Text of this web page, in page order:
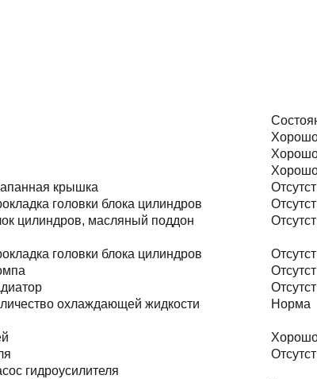
крышка
головки блока цилиндров
цилиндров, масляный поддон
головки блока цилиндров
охлаждающей жидкости
Норма
гидроусилителя